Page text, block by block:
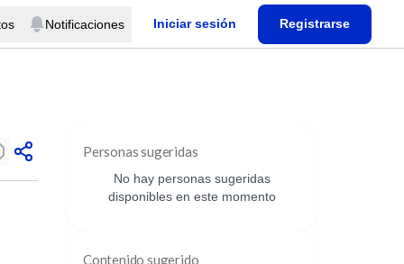
Notificaciones Iniciar sesión Registrarse
Personas sugeridas
No hay personas sugeridas
disponibles en este momento
Contenido sugerido